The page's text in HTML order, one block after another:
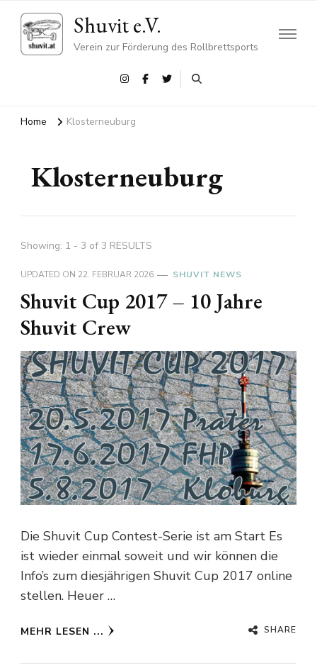
Shuvit e.V.
Verein zur Förderung des Rollbrettsports
Home Klosterneuburg
Klosterneuburg
Showing: 1 - 3 of 3 RESULTS
UPDATED ON 22. FEBRUAR 2026 SHUVIT NEWS
Shuvit Cup 2017 – 10 Jahre
Shuvit Crew
Die Shuvit Cup Contest-Serie ist am Start Es
ist wieder einmal soweit und wir können die
Info’s zum diesjährigen Shuvit Cup 2017 online
stellen. Heuer …
MEHR LESEN ... SHARE